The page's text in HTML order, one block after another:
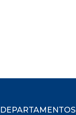
DEPARTAMENTOS